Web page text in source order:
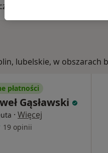
lubelskie, w obszarach
płatności
Gąsławski
· Więcej
19 opinii